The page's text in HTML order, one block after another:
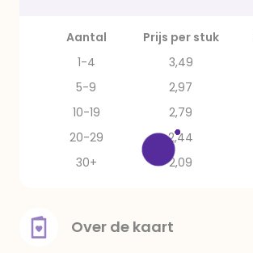
Aantal Prijs per stuk
1-4
3,49
5-9
2,97
10-19
2,79
20-29
2,44
30+
2,09
Over de kaart